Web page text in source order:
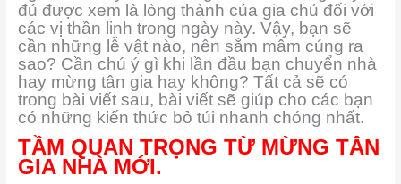
đủ được xem là lòng thành của gia chủ đối với
các vị thần linh trong ngày này. Vậy, bạn sẽ
cần những lễ vật nào, nên sắm mâm cúng ra
sao? Cần chú ý gì khi lần đầu bạn chuyển nhà
hay mừng tân gia hay không? Tất cả sẽ có
trong bài viết sau, bài viết sẽ giúp cho các bạn
có những kiến thức bỏ túi nhanh chóng nhất.
TẦM QUAN TRỌNG TỪ MỪNG TÂN
GIA NHÀ MỚI.